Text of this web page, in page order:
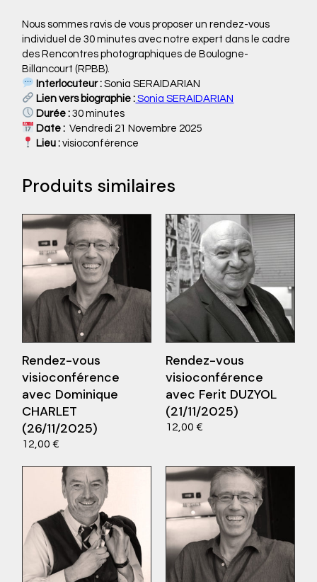
Nous sommes ravis de vous proposer un rendez-vous
individuel de 30 minutes avec notre expert dans le cadre
des Rencontres photographiques de Boulogne-
Billancourt (RPBB).
Interlocuteur :Sonia SERAIDARIAN
Lien vers biographie : Sonia SERAIDARIAN
Durée : 30 minutes
Date : Vendredi 21 Novembre 2025
Lieu : visioconférence
Produits similaires
Rendez-vous
visioconférence
avec Dominique
CHARLET
(26/11/2025)
12,00€
Ce
produit
plusieurs
variations.
peuvent
être
choisies
page
du
Rendez-vous
visioconférence
avec Ferit DUZYOL
(21/11/2025)
12,00 €
Choix des options
Ce
produit
variations.
Les
peuvent
être
choisies
sur
page
produit